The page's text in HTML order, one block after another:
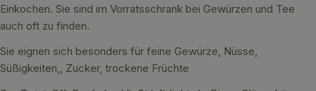
Einkochen. Sie sind im Vorratsschrank bei Gewürzen und Tee
auch oft zu finden.
Sie eignen sich besonders für feine Gewürze, Nüsse,
Süßigkeiten,, Zucker, trockene Früchte